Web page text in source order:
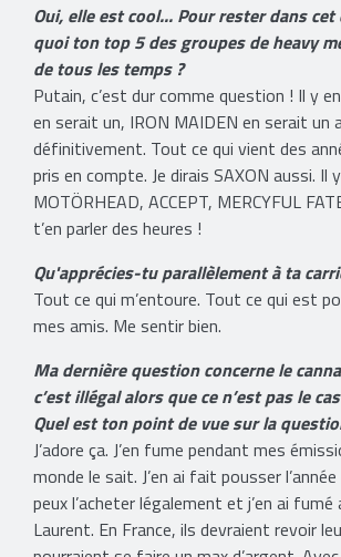
Oui, elle est cool... Pour rester dans cet
quoi ton top 5 des groupes de heavy
de tous les temps ?
Putain, c’est dur comme question ! Il y
en serait un, IRON MAIDEN en serait un
définitivement. Tout ce qui vient des
pris en compte. Je dirais SAXON aussi. Il
MOTÖRHEAD, ACCEPT, MERCYFUL
t’en parler des heures !
Qu'apprécies-tu parallèlement à ta
Tout ce qui m’entoure. Tout ce qui est
mes amis. Me sentir bien.
Ma dernière question concerne le
c’est illégal alors que ce n’est pas le
Quel est ton point de vue sur la
J’adore ça. J’en fume pendant mes
monde le sait. J’en ai fait pousser
peux l’acheter légalement et j’en ai fumé
Laurent. En France, ils devraient revoir